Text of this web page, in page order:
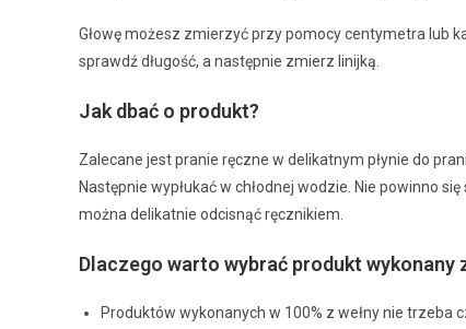
Głowę możesz zmierzyć przy pomocy centymetra lub
sprawdź długość, a następnie zmierz linijką.
Jak dbać o produkt?
Zalecane jest pranie ręczne w delikatnym płynie do
Następnie wypłukać w chłodnej wodzie. Nie powinno
można delikatnie odcisnąć ręcznikiem.
Dlaczego warto wybrać produkt wykonany
Produktów wykonanych w 100% z wełny nie trzeba